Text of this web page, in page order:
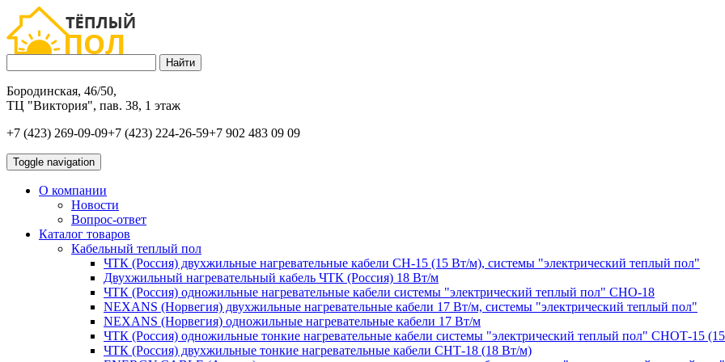
Бородинская, 46/50,
ТЦ "Виктория", пав. 38, 1 этаж
+7 (423) 269-09-09+7 (423) 224-26-59+7 902 483 09 09
Toggle navigation
О компании
Новости
Вопрос-ответ
Каталог товаров
Кабельный теплый пол
ЧТК (Россия) двухжильные нагревательные кабели СН-15 (15 Вт/м), системы "электрический теплый пол"
Двухжильный нагревательный кабель ЧТК (Россия) 18 Вт/м
ЧТК (Россия) одножильные нагревательные кабели системы "электрический теплый пол" СНО-18
NEXANS (Норвегия) двухжильные нагревательные кабели 17 Вт/м, системы "электрический теплый пол"
NEXANS (Норвегия) одножильные нагревательные кабели 17 Вт/м
ЧТК (Россия) одножильные тонкие нагревательные кабели системы "электрический теплый пол" СНОТ-15
ЧТК (Россия) двухжильные тонкие нагревательные кабели СНТ-18 (18 Вт/м)